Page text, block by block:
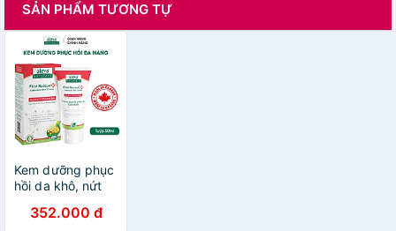
SẢN PHẨM TƯƠNG TỰ
Kem dưỡng phục
hồi da khô, nứt
làm giảm ngứa
352.000 đ